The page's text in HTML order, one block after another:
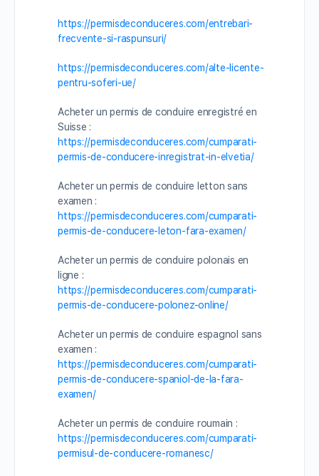
https://permisdeconduceres.com/entrebari-
frecvente-si-raspunsuri/
https://permisdeconduceres.com/alte-licente-
pentru-soferi-ue/
Acheter un permis de conduire enregistré en
Suisse :
https://permisdeconduceres.com/cumparati-
permis-de-conducere-inregistrat-in-elvetia/
Acheter un permis de conduire letton sans
examen :
https://permisdeconduceres.com/cumparati-
permis-de-conducere-leton-fara-examen/
Acheter un permis de conduire polonais en
ligne :
https://permisdeconduceres.com/cumparati-
permis-de-conducere-polonez-online/
Acheter un permis de conduire espagnol sans
examen :
https://permisdeconduceres.com/cumparati-
permis-de-conducere-spaniol-de-la-fara-
examen/
Acheter un permis de conduire roumain :
https://permisdeconduceres.com/cumparati-
permisul-de-conducere-romanesc/